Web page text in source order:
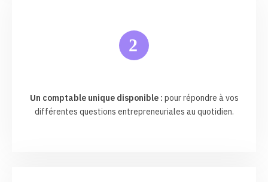
2
Un comptable unique disponible : pour répondre à vos
différentes questions entrepreneuriales au quotidien.